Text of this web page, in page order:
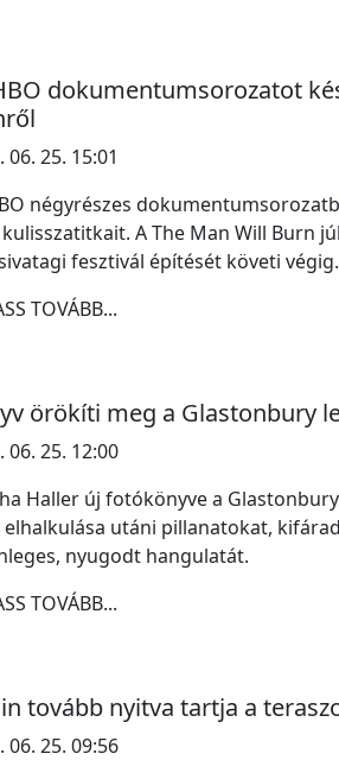
dokumentumsorozatot
06. 25. 15:01
négyrészes
A The Man Will Burn
fesztivál építését követi végig.
TOVÁBB...
örökíti meg a Glastonbury
06. 25. 12:00
Haller új fotókönyve a
elhalkulása utáni pillanatokat,
nyugodt hangulatát.
TOVÁBB...
tovább nyitva tartja a
06. 25. 09:56